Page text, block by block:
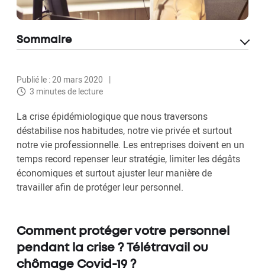
Publié le : 20 mars 2020
3 minutes de lecture
La crise épidémiologique que nous traversons
déstabilise nos habitudes, notre vie privée et surtout
notre vie professionnelle. Les entreprises doivent en un
temps record repenser leur stratégie, limiter les dégâts
économiques et surtout ajuster leur manière de
travailler afin de protéger leur personnel.
Comment protéger votre personnel
pendant la crise ? Télétravail ou
chômage Covid-19 ?
Sommaire